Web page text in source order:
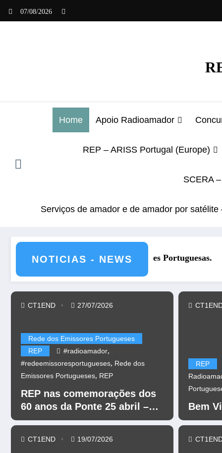
07/08/2026
Home Apoio Radioamador
REP – ARISS Portugal (Europe)
SCERA
Serviços de amador e de amador por
NOTICIAS - NEWSREP nas comemorações
Rede dos Emissores Portugueses
REP
#radioamador,
#redeemissoresportugueses, Rede dos
Emissores Portugueses, REP
REP nas comemorações dos
60 anos da Ponte 25 abril –
CR60A
CT1END 27/07/2026
CT1END 19/07/2026
REP
Bem